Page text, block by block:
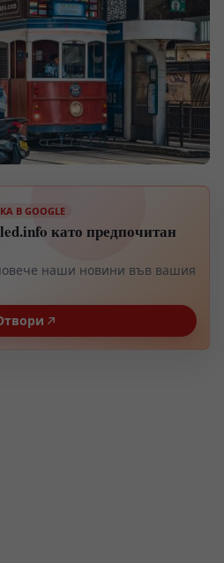
В GOOGLE
като предпочитан
наши новини във вашия